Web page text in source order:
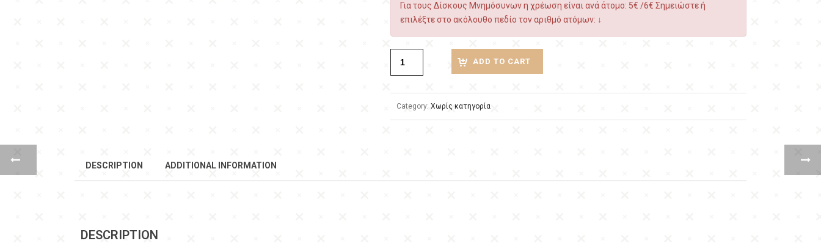
Για τους Δίσκους Μνημόσυνων η χρέωση είναι ανά άτομο: 5€ /6€ Σημειώστε ή
επιλέξτε στο ακόλουθο πεδίο τον αριθμό ατόμων: ↓
ADD TO CART
Category: Χωρίς κατηγορία
DESCRIPTION ADDITIONAL INFORMATION
DESCRIPTION